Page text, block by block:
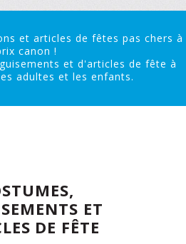
et articles de fêtes pas chers à
canon !
et d'articles de fête à
adultes et les enfants.
ET
DE FÊTE